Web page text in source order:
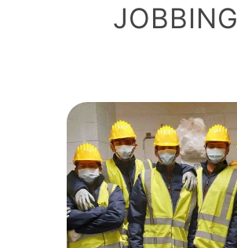
JOBBING